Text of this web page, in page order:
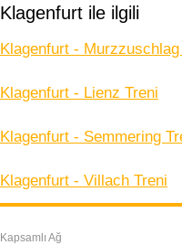
Klagenfurt ile ilgili
Klagenfurt - Murzzuschlag
Klagenfurt - Lienz Treni
Klagenfurt - Semmering
Klagenfurt - Villach Treni
Kapsamlı Ağ